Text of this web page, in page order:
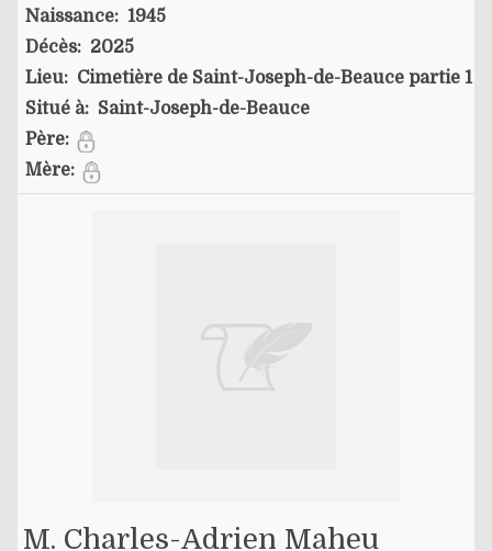
Naissance: 1945
Décès: 2025
Lieu: Cimetière de Saint-Joseph-de-Beauce partie 1
Situé à: Saint-Joseph-de-Beauce
Père:
Mère:
M. Charles-Adrien Maheu